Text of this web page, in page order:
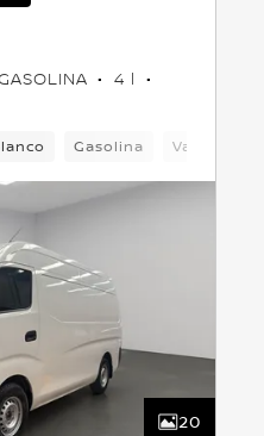
4 l
Gasolina Van
20